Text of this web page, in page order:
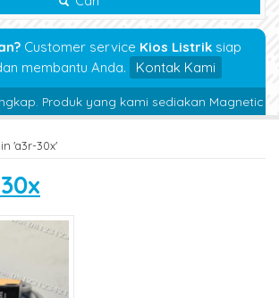
Customer service Kios Listrik siap
membantu Anda.
Kontak Kami
yang kami sediakan Magnetic
'a3r-30x'